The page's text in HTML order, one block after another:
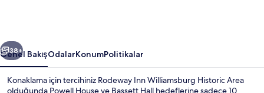
Sonraki
38+
Genel BakışOdalarKonumPolitikalar
Konaklama için tercihiniz Rodeway Inn Williamsburg Historic Area
olduğunda Powell House ve Bassett Hall hedeflerine sadece 10